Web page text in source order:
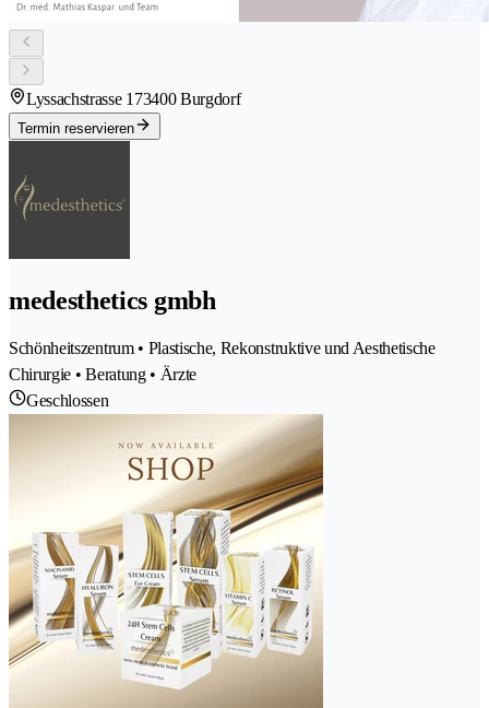
Lyssachstrasse 173400 Burgdorf
Termin reservieren
medesthetics gmbh
Schönheitszentrum • Plastische, Rekonstruktive und Aesthetische
Chirurgie • Beratung • Ärzte
Geschlossen